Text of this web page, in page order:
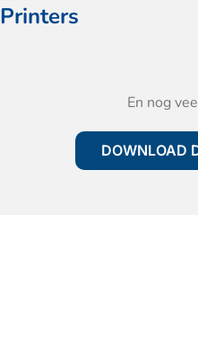
Printers
En nog
DOWNLOAD